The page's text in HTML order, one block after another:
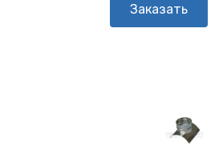
Заказать